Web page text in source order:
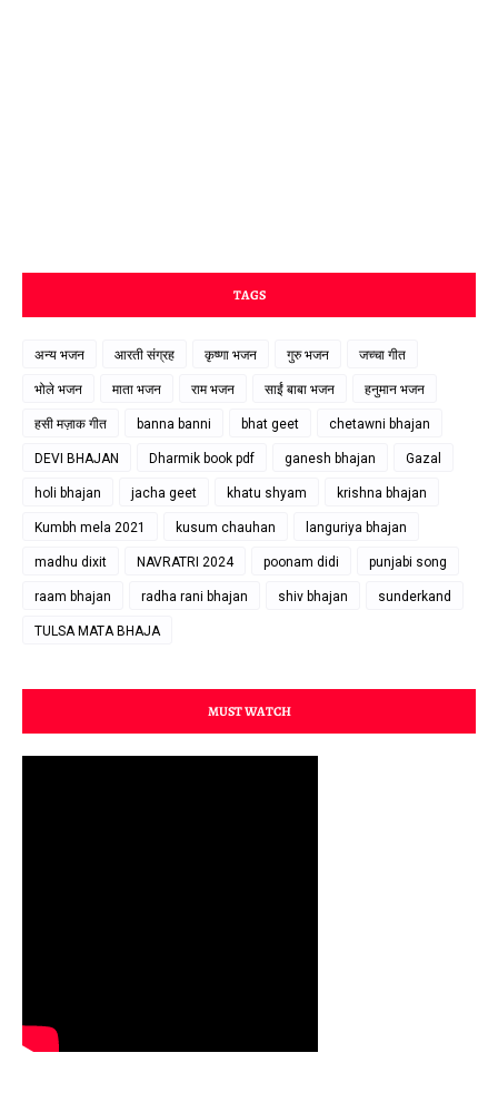
TAGS
अन्य भजन आरती संग्रह कृष्णा भजन गुरु भजन जच्चा गीत
भोले भजन माता भजन राम भजन साईं बाबा भजन हनुमान भजन
हसी मज़ाक गीत banna banni bhat geet chetawni bhajan
DEVI BHAJAN Dharmik book pdf ganesh bhajan Gazal
holi bhajan jacha geet khatu shyam krishna bhajan
Kumbh mela 2021 kusum chauhan languriya bhajan
madhu dixit NAVRATRI 2024 poonam didi punjabi song
raam bhajan radha rani bhajan shiv bhajan sunderkand
TULSA MATA BHAJA
MUST WATCH